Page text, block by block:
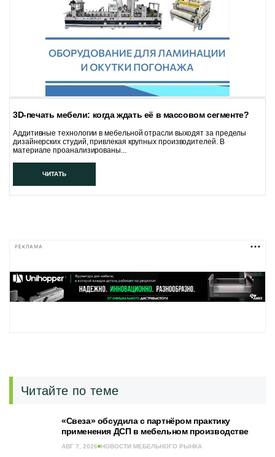
3D-печать мебели: когда ждать её в массовом сегменте?
Аддитивные технологии в мебельной отрасли выходят за пределы
дизайнерских студий, привлекая крупных производителей. В
материале проанализированы...
ЧИТАТЬ
РЕКЛАМА
Читайте по теме
«Свеза» обсудила с партнёром практику
применения ДСП в мебельном производстве
АВГ 7, 2026 НОВОСТИ МЕБЕЛЬНОГО РЫНКА